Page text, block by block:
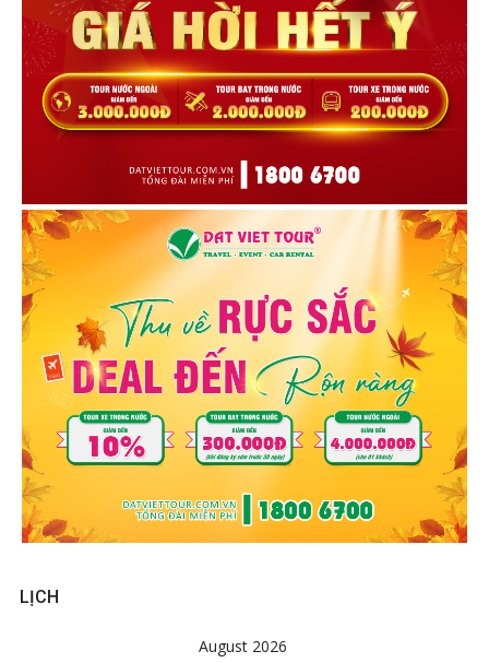
LỊCH
August 2026